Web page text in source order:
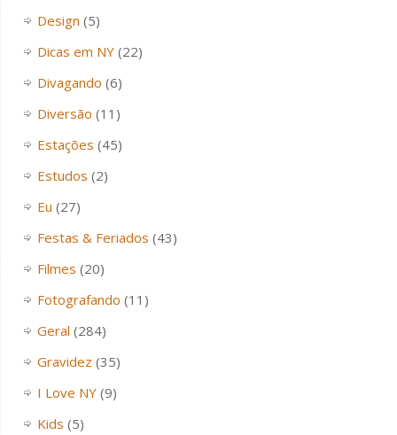
Design (5)
Dicas em NY(22)
Divagando (6)
Diversão (11)
Estações (45)
Estudos (2)
Eu (27)
Festas & Feriados (43)
Filmes (20)
Fotografando (11)
Geral (284)
Gravidez (35)
I Love NY(9)
Kids (5)